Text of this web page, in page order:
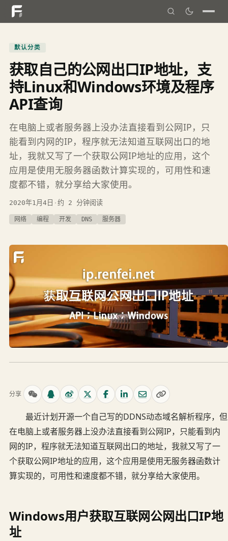
默认分类
获取自己的公网出口IP地址，支
持Linux和Windows环境及程序
API查询
在电脑上或者服务器上没办法直接看到公网IP，只
能看到内网的IP，程序就无法知道互联网出口的地
址，我就又写了一个获取公网IP地址的应用，这个
应用是使用无服务器函数计算实现的，可用性和速
度都不错，就分享给大家使用。
2020年1月4日 · 约 2 分钟阅读
网络 编程 开发 DNS 服务器
分享
最近计划开源一个自己写的DDNS动态域名解析程序，但
在电脑上或者服务器上没办法直接看到公网IP，只能看到内
网的IP，程序就无法知道互联网出口的地址，我就又写了一
个获取公网IP地址的应用，这个应用是使用无服务器函数计
算实现的，可用性和速度都不错，就分享给大家使用。
Windows用户获取互联网公网出口IP地
址